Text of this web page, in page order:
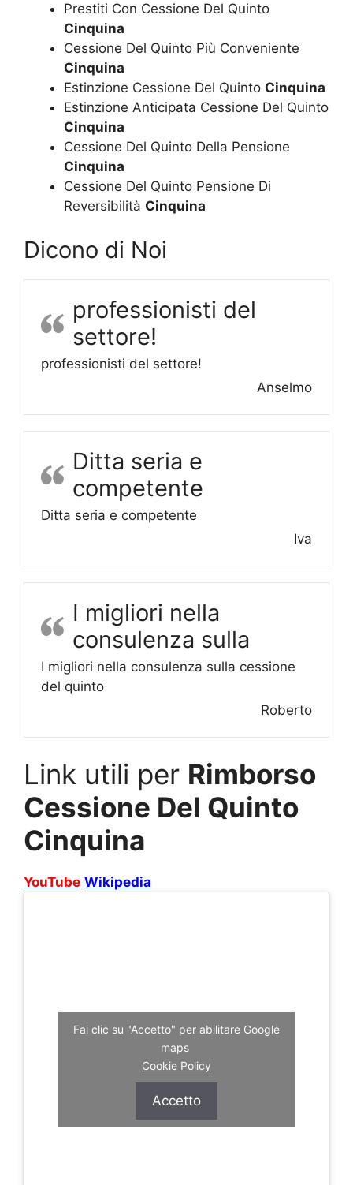
Prestiti Con Cessione Del Quinto
Cinquina
Cessione Del Quinto Più Conveniente
Cinquina
Estinzione Cessione Del Quinto Cinquina
Estinzione Anticipata Cessione Del Quinto
Cinquina
Cessione Del Quinto Della Pensione
Cinquina
Cessione Del Quinto Pensione Di
Reversibilità Cinquina
Dicono di Noi
professionisti del
settore!
professionisti del settore!
Anselmo
Ditta seria e
competente
Ditta seria e competente
Iva
I migliori nella
consulenza sulla
I migliori nella consulenza sulla cessione
del quinto
Roberto
Link utili per Rimborso
Cessione Del Quinto
Cinquina
YouTube Wikipedia
Fai clic su "Accetto" per abilitare Google
maps
Cookie Policy
Accetto